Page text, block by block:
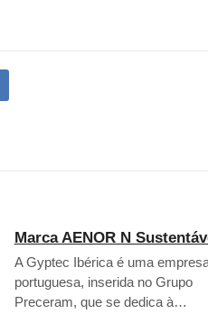
Marca AENOR N
A Gyptec Ibérica é uma
portuguesa, inserida no Grupo
Preceram, que se dedica à…